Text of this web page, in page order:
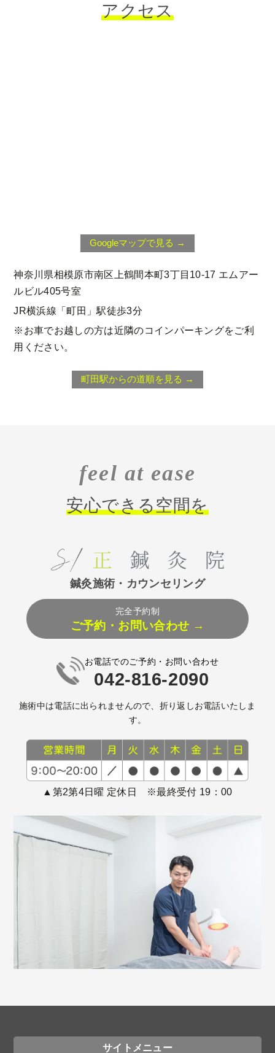
アクセス
Googleマップで見る →
神奈川県相模原市南区上鶴間本町3丁目10‐17 エムアー
ルビル405号室
JR横浜線「町田」駅徒歩3分
※お車でお越しの方は近隣のコインパーキングをご利
用ください。
町田駅からの道順を見る →
feel at ease
安心できる空間を
鍼灸施術・カウンセリング
完全予約制
ご予約・お問い合わせ →
お電話でのご予約・お問い合わせ
042-816-2090
施術中は電話に出られませんので、折り返しお電話いたしま
す。
▲第2第4日曜 定休日 ※最終受付 19：00
サイトメニュー